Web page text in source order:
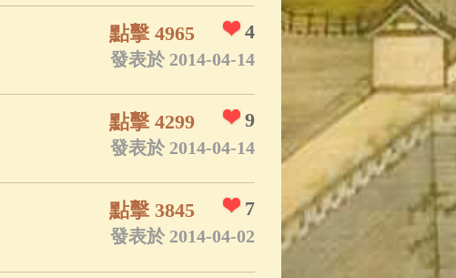
4
點擊 4965
發表於 2014-04-14
9
點擊 4299
發表於 2014-04-14
7
點擊 3845
發表於 2014-04-02